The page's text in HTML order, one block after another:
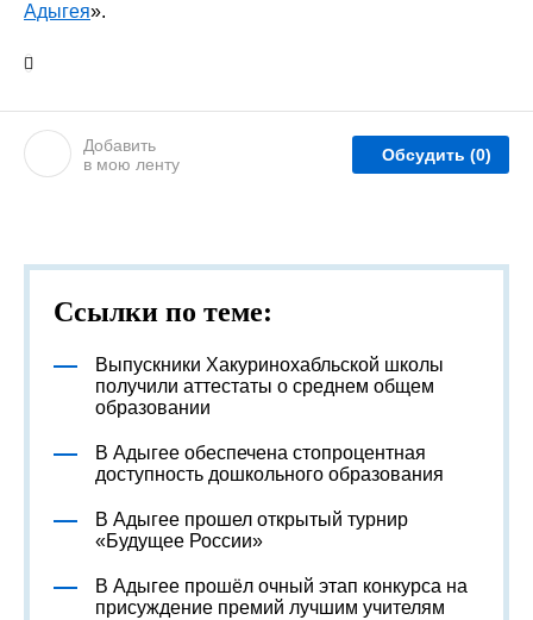
Адыгея».
Добавить
в мою ленту
Обсудить (0)
Ссылки по теме:
Выпускники Хакуринохабльской школы
получили аттестаты о среднем общем
образовании
В Адыгее обеспечена стопроцентная
доступность дошкольного образования
В Адыгее прошел открытый турнир
«Будущее России»
В Адыгее прошёл очный этап конкурса на
присуждение премий лучшим учителям